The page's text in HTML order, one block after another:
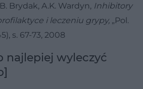
Brydak, A.K. Wardyn, Inhibitory
i leczeniu grypy, „Pol.
s. 67-73, 2008
najlepiej wyleczyć